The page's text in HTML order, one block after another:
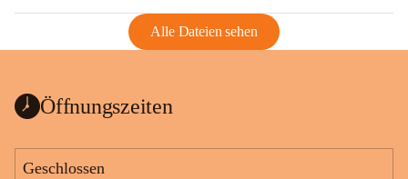
Alle Dateien sehen
Öffnungszeiten
Geschlossen